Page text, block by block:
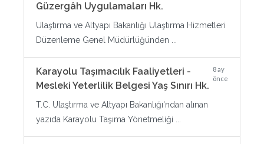
Güzergâh Uygulamaları Hk.
Ulaştırma ve Altyapı Bakanlığı Ulaştırma Hizmetleri
Düzenleme Genel Müdürlüğünden ...
Karayolu Taşımacılık Faaliyetleri -
Mesleki Yeterlilik Belgesi Yaş Sınırı Hk.
8 ay
önce
T.C. Ulaştırma ve Altyapı Bakanlığı'ndan alınan
yazıda Karayolu Taşıma Yönetmeliği ...